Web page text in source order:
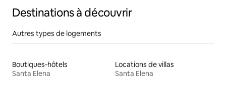
Destinations à découvrir
Autres types de logements
Boutiques-hôtels
Santa Elena
Locations de villas
Santa Elena